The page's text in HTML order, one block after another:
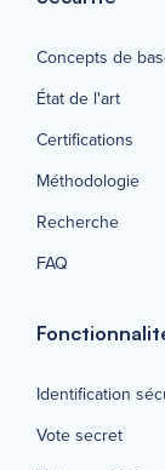
Concepts de
État de l'art
Certifications
Méthodologie
Recherche
FAQ
Identification
Vote secret